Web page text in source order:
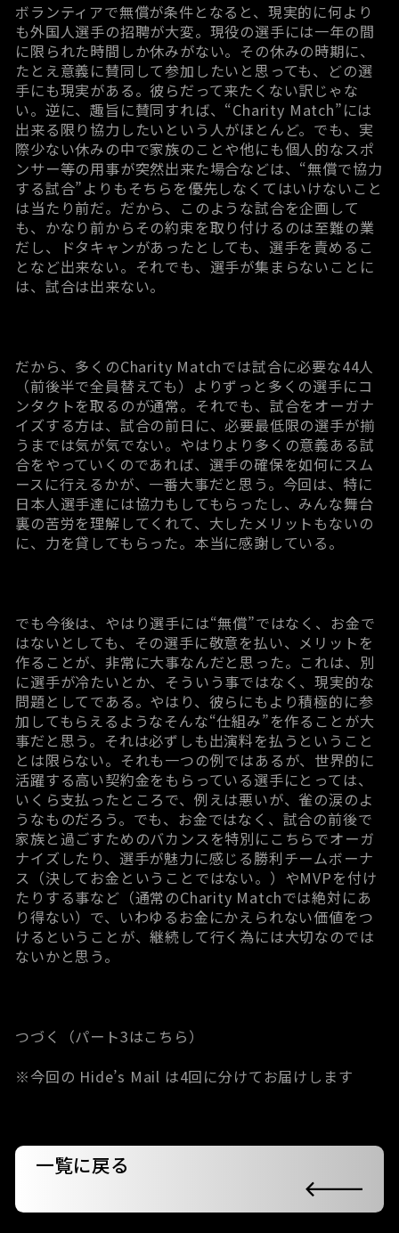
ボランティアで無償が条件となると、現実的に何より
も外国人選手の招聘が大変。現役の選手には一年の間
に限られた時間しか休みがない。その休みの時期に、
たとえ意義に賛同して参加したいと思っても、どの選
手にも現実がある。彼らだって来たくない訳じゃな
い。逆に、趣旨に賛同すれば、“Charity Match”には
出来る限り協力したいという人がほとんど。でも、実
際少ない休みの中で家族のことや他にも個人的なスポ
ンサー等の用事が突然出来た場合などは、“無償で協力
する試合”よりもそちらを優先しなくてはいけないこと
は当たり前だ。だから、このような試合を企画して
も、かなり前からその約束を取り付けるのは至難の業
だし、ドタキャンがあったとしても、選手を責めるこ
となど出来ない。それでも、選手が集まらないことに
は、試合は出来ない。
だから、多くのCharity Matchでは試合に必要な44人
（前後半で全員替えても）よりずっと多くの選手にコ
ンタクトを取るのが通常。それでも、試合をオーガナ
イズする方は、試合の前日に、必要最低限の選手が揃
うまでは気が気でない。やはりより多くの意義ある試
合をやっていくのであれば、選手の確保を如何にスム
ースに行えるかが、一番大事だと思う。今回は、特に
日本人選手達には協力もしてもらったし、みんな舞台
裏の苦労を理解してくれて、大したメリットもないの
に、力を貸してもらった。本当に感謝している。
でも今後は、やはり選手には“無償”ではなく、お金で
はないとしても、その選手に敬意を払い、メリットを
作ることが、非常に大事なんだと思った。これは、別
に選手が冷たいとか、そういう事ではなく、現実的な
問題としてである。やはり、彼らにもより積極的に参
加してもらえるようなそんな“仕組み”を作ることが大
事だと思う。それは必ずしも出演料を払うということ
とは限らない。それも一つの例ではあるが、世界的に
活躍する高い契約金をもらっている選手にとっては、
いくら支払ったところで、例えは悪いが、雀の涙のよ
うなものだろう。でも、お金ではなく、試合の前後で
家族と過ごすためのバカンスを特別にこちらでオーガ
ナイズしたり、選手が魅力に感じる勝利チームボーナ
ス（決してお金ということではない。）やMVPを付け
たりする事など（通常のCharity Matchでは絶対にあ
り得ない）で、いわゆるお金にかえられない価値をつ
けるということが、継続して行く為には大切なのでは
ないかと思う。
つづく（パート3はこちら）
※今回の Hide’s Mail は4回に分けてお届けします
一覧に戻る